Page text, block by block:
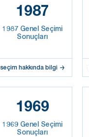
1987
1987 Genel Seçimi
Sonuçları
seçim hakkında bilgi
1969
1969 Genel Seçimi
Sonuçları